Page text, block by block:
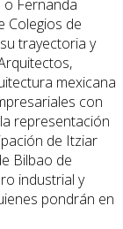
o Fernanda
Colegios de
trayectoria y
mexicana
con
representación
de Itziar
Bilbao de
industrial y
pondrán en